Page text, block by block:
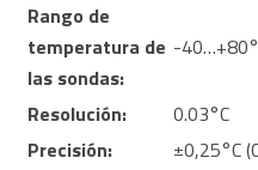
Rango de
temperatura de
las sondas:
-
Resolución:
0.03°C
Precisión:
±0,25°C